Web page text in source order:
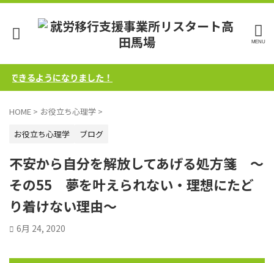
ようになりました！
HOME > お役立ち心理学 >
お役立ち心理学
ブログ
不安から自分を解放してあげる処方箋 ～
その55 夢を叶えられない・理想にたど
り着けない理由～
6月 24, 2020